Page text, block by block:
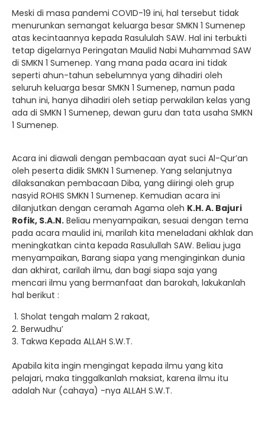
Meski di masa pandemi COVID-19 ini, hal tersebut tidak
menurunkan semangat keluarga besar SMKN 1 Sumenep
atas kecintaannya kepada Rasululah SAW. Hal ini terbukti
tetap digelarnya Peringatan Maulid Nabi Muhammad SAW
di SMKN 1 Sumenep. Yang mana pada acara ini tidak
seperti ahun-tahun sebelumnya yang dihadiri oleh
seluruh keluarga besar SMKN 1 Sumenep, namun pada
tahun ini, hanya dihadiri oleh setiap perwakilan kelas yang
ada di SMKN 1 Sumenep, dewan guru dan tata usaha SMKN
1 Sumenep.
Acara ini diawali dengan pembacaan ayat suci Al-Qur’an
oleh peserta didik SMKN 1 Sumenep. Yang selanjutnya
dilaksanakan pembacaan Diba, yang diiringi oleh grup
nasyid ROHIS SMKN 1 Sumenep. Kemudian acara ini
dilanjutkan dengan ceramah Agama oleh K.H. A. Bajuri
Rofik, S.A.N. Beliau menyampaikan, sesuai dengan tema
pada acara maulid ini, marilah kita meneladani akhlak dan
meningkatkan cinta kepada Rasulullah SAW. Beliau juga
menyampaikan, Barang siapa yang menginginkan dunia
dan akhirat, carilah ilmu, dan bagi siapa saja yang
mencari ilmu yang bermanfaat dan barokah, lakukanlah
hal berikut :
Sholat tengah malam 2 rakaat,
Berwudhu’
Takwa Kepada ALLAH S.W.T.
Apabila kita ingin mengingat kepada ilmu yang kita
pelajari, maka tinggalkanlah maksiat, karena ilmu itu
adalah Nur (cahaya) -nya ALLAH S.W.T.